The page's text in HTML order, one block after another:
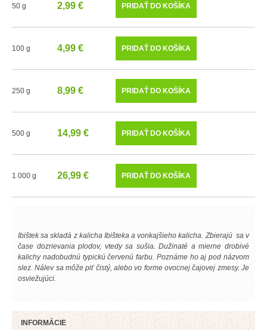
50 g 2,99 €
100 g 4,99 €
250 g 8,99 €
500 g 14,99 €
1 000 g 26,99 €
Ibištek sa skladá z kalicha Ibišteka a vonkajšieho kalicha. Zbierajú sa v
čase dozrievania plodov, vtedy sa sušia. Dužinaté a mierne drobivé
kalichy nadobudnú typickú červenú farbu. Poznáme ho aj pod názvom
slez. Nálev sa môže piť čistý, alebo vo forme ovocnej čajovej zmesy. Je
osviežujúci.
INFORMÁCIE